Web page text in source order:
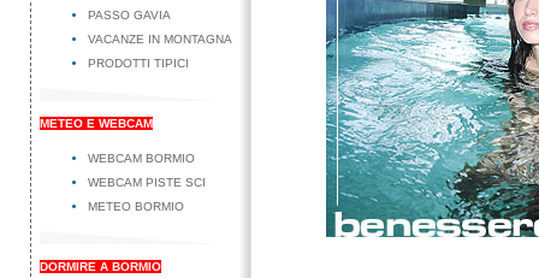
PASSO GAVIA
VACANZE IN MONTAGNA
PRODOTTI TIPICI
METEO E WEBCAM
WEBCAM BORMIO
WEBCAM PISTE SCI
METEO BORMIO
DORMIRE A BORMIO